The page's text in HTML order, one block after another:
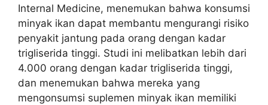
Internal Medicine, menemukan bahwa konsumsi
minyak ikan dapat membantu mengurangi risiko
penyakit jantung pada orang dengan kadar
trigliserida tinggi. Studi ini melibatkan lebih dari
4.000 orang dengan kadar trigliserida tinggi,
dan menemukan bahwa mereka yang
mengonsumsi suplemen minyak ikan memiliki